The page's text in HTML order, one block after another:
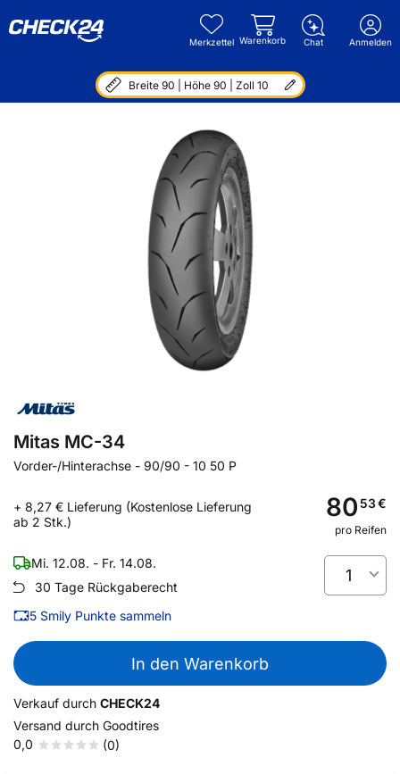
Merkzettel Warenkorb Chat Anmelden
Breite 90 | Höhe 90 | Zoll 10
Mitas MC-34
Vorder-/Hinterachse - 90/90 - 10 50 P
+ 8,27 € Lieferung (Kostenlose Lieferung
ab 2 Stk.)
8053€
pro Reifen
Mi. 12.08. - Fr. 14.08.
30 Tage Rückgaberecht
5 Smily Punkte sammeln
1
In den Warenkorb
Verkauf durch CHECK24
Versand durch Goodtires
0,0
(0)